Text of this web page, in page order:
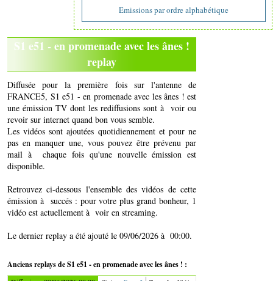
Emissions par ordre alphabétique
S1 e51 - en promenade avec les ânes !
replay
Diffusée pour la première fois sur l'antenne de
FRANCE5, S1 e51 - en promenade avec les ânes ! est
une émission TV dont les rediffusions sont à voir ou
revoir sur internet quand bon vous semble.
Les vidéos sont ajoutées quotidiennement et pour ne
pas en manquer une, vous pouvez être prévenu par
mail à chaque fois qu'une nouvelle émission est
disponible.
Retrouvez ci-dessous l'ensemble des vidéos de cette
émission à succés : pour votre plus grand bonheur, 1
vidéo est actuellement à voir en streaming.
Le dernier replay a été ajouté le 09/06/2026 à 00:00.
Anciens replays de S1 e51 - en promenade avec les ânes ! :